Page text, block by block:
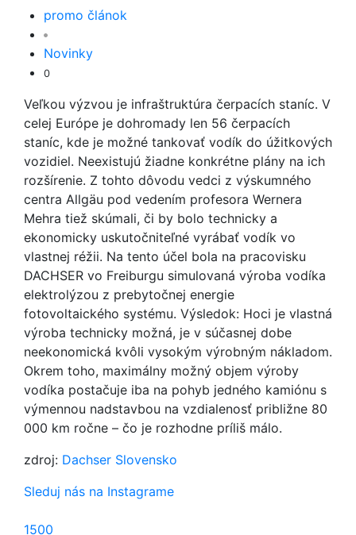
promo článok
Novinky
0
Veľkou výzvou je infraštruktúra čerpacích staníc. V
celej Európe je dohromady len 56 čerpacích
staníc, kde je možné tankovať vodík do úžitkových
vozidiel. Neexistujú žiadne konkrétne plány na ich
rozšírenie. Z tohto dôvodu vedci z výskumného
centra Allgäu pod vedením profesora Wernera
Mehra tiež skúmali, či by bolo technicky a
ekonomicky uskutočniteľné vyrábať vodík vo
vlastnej réžii. Na tento účel bola na pracovisku
DACHSER vo Freiburgu simulovaná výroba vodíka
elektrolýzou z prebytočnej energie
fotovoltaického systému. Výsledok: Hoci je vlastná
výroba technicky možná, je v súčasnej dobe
neekonomická kvôli vysokým výrobným nákladom.
Okrem toho, maximálny možný objem výroby
vodíka postačuje iba na pohyb jedného kamiónu s
výmennou nadstavbou na vzdialenosť približne 80
000 km ročne – čo je rozhodne príliš málo.
zdroj: Dachser Slovensko
Sleduj nás na Instagrame
1500